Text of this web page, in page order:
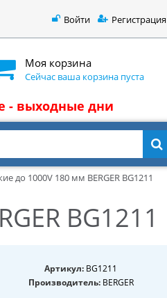
Войти Регистрация
Моя корзина
Сейчас ваша корзина пуста
- выходные дни
до 1000V 180 мм BERGER BG1211
BG1211
Артикул: BG1211
Производитель:BERGER